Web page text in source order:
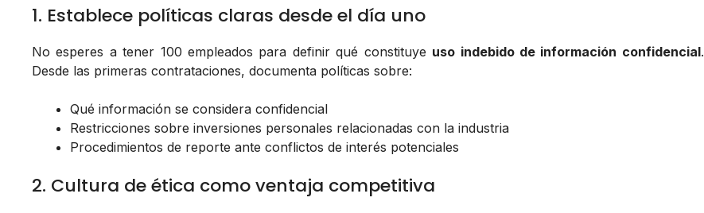
1. Establece políticas claras desde el día uno
No esperes a tener 100 empleados para definir qué constituye uso indebido de información confidencial.
Desde las primeras contrataciones, documenta políticas sobre:
Qué información se considera confidencial
Restricciones sobre inversiones personales relacionadas con la industria
Procedimientos de reporte ante conflictos de interés potenciales
2. Cultura de ética como ventaja competitiva